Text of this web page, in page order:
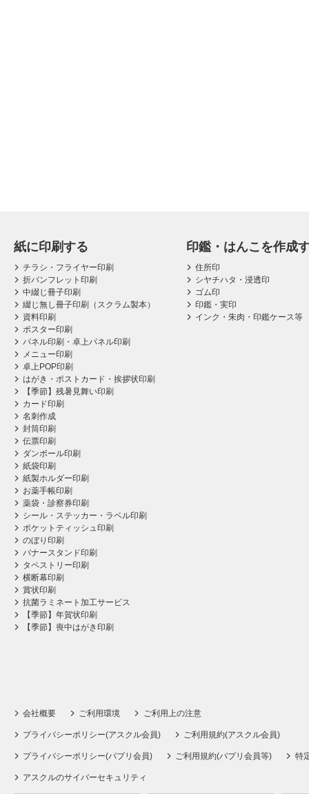
紙に印刷する
チラシ・フライヤー印刷
折パンフレット印刷
中綴じ冊子印刷
綴じ無し冊子印刷（スクラム製本）
資料印刷
ポスター印刷
パネル印刷・卓上パネル印刷
メニュー印刷
卓上POP印刷
はがき・ポストカード・挨拶状印刷
【季節】残暑見舞い印刷
カード印刷
名刺作成
封筒印刷
伝票印刷
ダンボール印刷
紙袋印刷
紙製ホルダー印刷
お薬手帳印刷
薬袋・診察券印刷
シール・ステッカー・ラベル印刷
ポケットティッシュ印刷
のぼり印刷
バナースタンド印刷
タペストリー印刷
横断幕印刷
賞状印刷
抗菌ラミネート加工サービス
【季節】年賀状印刷
【季節】喪中はがき印刷
印鑑・はんこを作成
住所印
シヤチハタ・浸透印
ゴム印
印鑑・実印
インク・朱肉・印鑑ケース等
会社概要 ご利用環境 ご利用上の注意
プライバシーポリシー(アスクル会員) ご利用規約(アスクル会員)
プライバシーポリシー(パプリ会員) ご利用規約(パプリ会員等) 特
アスクルのサイバーセキュリティ